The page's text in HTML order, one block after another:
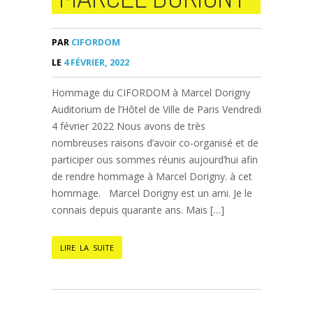
PAR CIFORDOM
LE 4 FÉVRIER, 2022
Hommage du CIFORDOM à Marcel Dorigny
Auditorium de l’Hôtel de Ville de Paris Vendredi
4 février 2022 Nous avons de très
nombreuses raisons d’avoir co-organisé et de
participer ous sommes réunis aujourd’hui afin
de rendre hommage à Marcel Dorigny. à cet
hommage. Marcel Dorigny est un ami. Je le
connais depuis quarante ans. Mais […]
LIRE LA SUITE